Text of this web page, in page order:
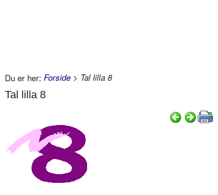
Du er her: Forside > Tal lilla 8
Tal lilla 8